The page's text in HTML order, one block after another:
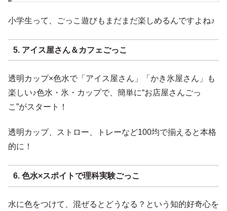
小学生って、ごっこ遊びもまだまだ楽しめるんですよね♪
5. アイス屋さん＆カフェごっこ
透明カップ×色水で「アイス屋さん」「かき氷屋さん」も
楽しい♪色水・氷・カップで、簡単に“お店屋さんごっ
こ”がスタート！
透明カップ、ストロー、トレーなど100均で揃えると本格
的に！
6. 色水×スポイトで理科実験ごっこ
水に色をつけて、混ぜるとどうなる？という知的好奇心を